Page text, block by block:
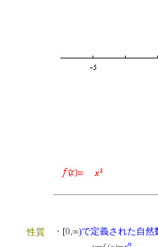
性質 ・ [0,∞)で定義された自然
n